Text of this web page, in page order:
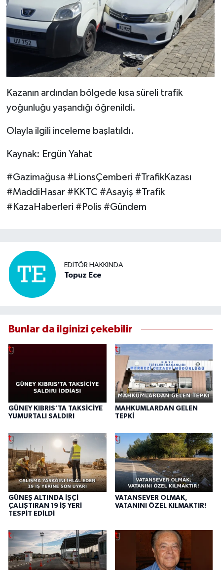
Kazanın ardından bölgede kısa süreli trafik
yoğunluğu yaşandığı öğrenildi.
Olayla ilgili inceleme başlatıldı.
Kaynak: Ergün Yahat
#Gazimağusa #LionsÇemberi #TrafikKazası
#MaddiHasar #KKTC #Asayiş #Trafik
#KazaHaberleri #Polis #Gündem
EDITÖR HAKKINDA
Topuz Ece
Bunlar da ilginizi çekebilir
GÜNEY KIBRIS’TA TAKSİCİYE
YUMURTALI SALDIRI
MAHKUMLARDAN GELEN
TEPKİ
GÜNEŞ ALTINDA İŞÇİ
ÇALIŞTIRAN 19 İŞ YERİ
TESPİT EDİLDİ
VATANSEVER OLMAK,
VATANINI ÖZEL KILMAKTIR!